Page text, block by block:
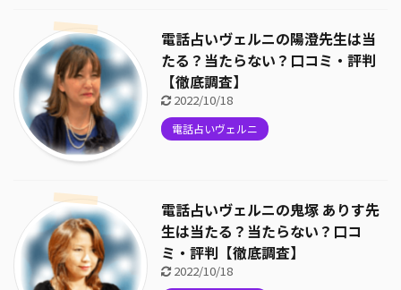
電話占いヴェルニの陽澄先生は当
たる？当たらない？口コミ・評判
【徹底調査】
2022/10/18
電話占いヴェルニ
電話占いヴェルニの鬼塚 ありす先
生は当たる？当たらない？口コ
ミ・評判【徹底調査】
2022/10/18